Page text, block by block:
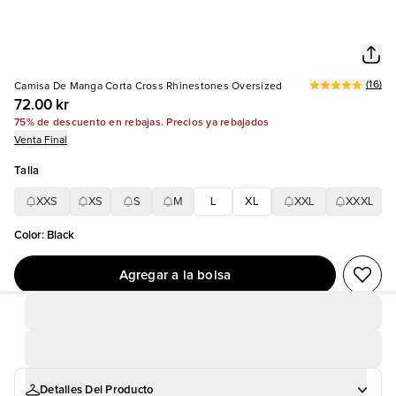
Camisa De Manga Corta Cross Rhinestones Oversized
72.00 kr
(16)
75% de descuento en rebajas. Precios ya rebajados
Venta Final
Talla
XXS XS S M XL XXL XXXL
Color: Black
Agregar a la bolsa
Detalles Del Producto